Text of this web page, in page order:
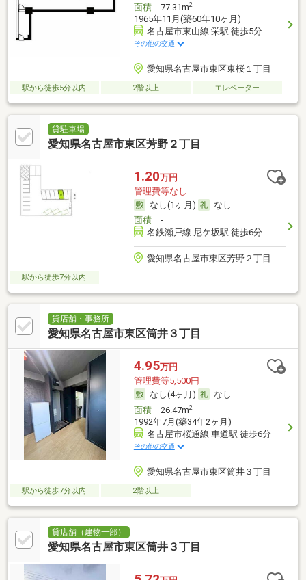
面積77.31m2
1965年11月(築60年10ヶ月)
名古屋市東山線 栄駅 徒歩5分
その他の交通
愛知県名古屋市東区東桜１丁目
駅から徒歩5分以内 2階以上 エレベーター
貸駐車場
愛知県名古屋市東区芳野２丁目
1.20万円
管理費等なし
なし(1ヶ月)
なし
面積-
名鉄瀬戸線 尼ケ坂駅 徒歩6分
愛知県名古屋市東区芳野２丁目
駅から徒歩7分以内
貸店舗・事務所
愛知県名古屋市東区筒井３丁目
4.95万円
管理費等5,500円
なし(4ヶ月)
なし
面積26.47m2
1992年7月(築34年2ヶ月)
名古屋市桜通線 車道駅 徒歩6分
その他の交通
愛知県名古屋市東区筒井３丁目
駅から徒歩7分以内 2階以上
貸店舗（建物一部）
愛知県名古屋市東区筒井３丁目